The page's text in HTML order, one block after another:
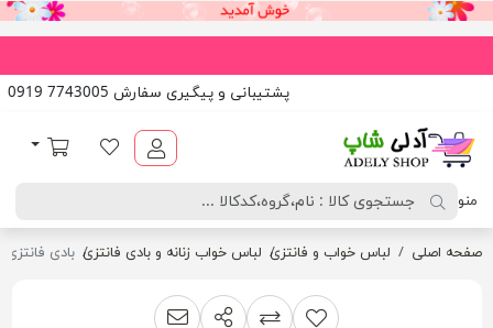
پشتیبانی و پیگیری سفارش 7743005 0919
لیست مورد علاقه
سبد خرید
منو
صفحه اصلی لباس خواب و فانتزی لباس خواب زنانه و بادی فانتزی بادی فانتزی
افزودن به لیست مقایسه
اشتراک گذاریپیشنهاد به دوست